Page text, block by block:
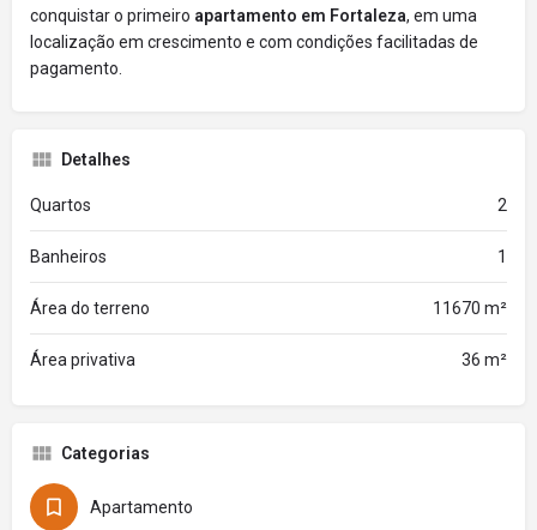
conquistar o primeiro apartamento em Fortaleza, em uma
localização em crescimento e com condições facilitadas de
pagamento.
Detalhes
Quartos 2
Banheiros 1
Área do terreno 11670 m²
Área privativa 36 m²
Categorias
Apartamento